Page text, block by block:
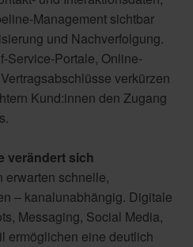
Management sichtbar
und Nachverfolgung.
Service-Portale, Online-
verkürzen
Kund:innen den Zugang
verändert sich
erwarten schnelle,
– kanalunabhängig. Digitale
Messaging, Social Media,
ermöglichen eine deutlich